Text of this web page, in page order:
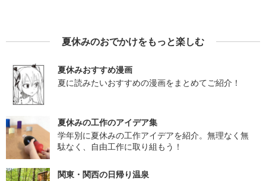
夏休みのおでかけをもっと楽しむ
夏休みおすすめ漫画
夏に読みたいおすすめの漫画をまとめてご紹介！
夏休みの工作のアイデア集
学年別に夏休みの工作アイデアを紹介。無理なく無
駄なく、自由工作に取り組もう！
関東・関西の日帰り温泉